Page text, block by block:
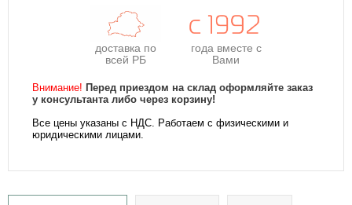
доставка по
всей РБ
года вместе с
Вами
Внимание! Перед приездом на склад оформляйте заказ
у консультанта либо через корзину!
Все цены указаны с НДС. Работаем с физическими и
юридическими лицами.